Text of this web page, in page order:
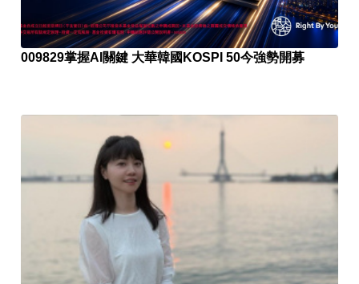
009829掌握AI關鍵 大華韓國KOSPI 50今強勢開募